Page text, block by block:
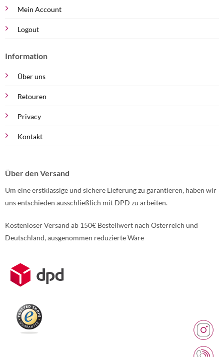
Mein Account
Logout
Information
Über uns
Retouren
Privacy
Kontakt
Über den Versand
Um eine erstklassige und sichere Lieferung zu garantieren, haben wir
uns entschieden ausschließlich mit DPD zu arbeiten.
Kostenloser Versand ab 150€ Bestellwert nach Österreich und
Deutschland, ausgenommen reduzierte Ware
Weitere Informationen über den gesperrten Inhalt.